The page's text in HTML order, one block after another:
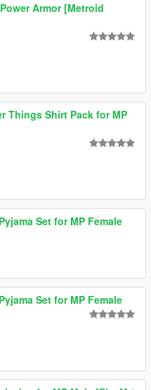
Armor [Metroid
Things Shirt Pack for MP
Set for MP Female
Set for MP Female